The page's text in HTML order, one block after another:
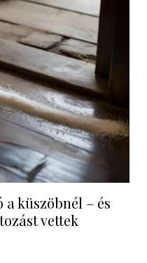
küszöbnél – és
vettek